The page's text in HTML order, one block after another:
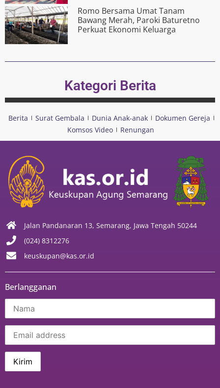
Romo Bersama Umat Tanam
Bawang Merah, Paroki Baturetno
Perkuat Ekonomi Keluarga
Kategori Berita
Berita Surat Gembala Dunia Anak-anak
Dokumen Gereja
Komsos Video
Renungan
Jalan Pandanaran 13, Semarang, Jawa Tengah 50244
(024) 8312276
keuskupan@kas.or.id
Berlangganan